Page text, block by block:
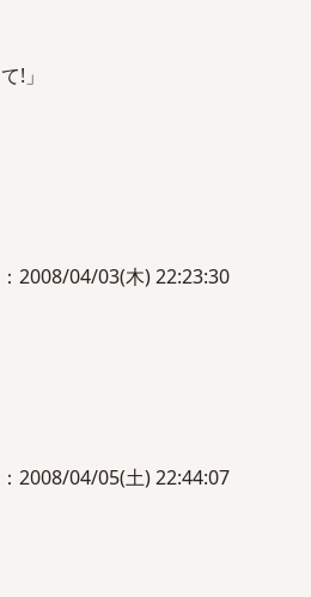
!」
2008/04/03(木) 22:23:30
2008/04/05(土) 22:44:07